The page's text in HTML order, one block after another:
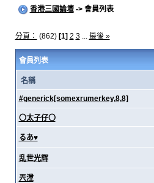
香港三國論壇-> 會員列表
分頁： (862) [1] 2 3... 最後 »
會員列表
名稱
#generick[somexrumerkey,8,8]
〇太子仔〇
るあ♥
乱世光辉
兲漟